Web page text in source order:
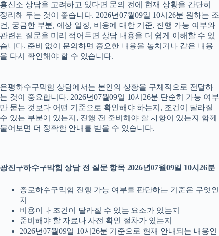
흥신소 상담을 고려하고 있다면 문의 전에 현재 상황을 간단히
정리해 두는 것이 좋습니다. 2026년07월09일 10시26분 원하는 조
건, 궁금한 부분, 예상 일정, 비용에 대한 기준, 진행 가능 여부와
관련된 질문을 미리 적어두면 상담 내용을 더 쉽게 이해할 수 있
습니다. 준비 없이 문의하면 중요한 내용을 놓치거나 같은 내용
을 다시 확인해야 할 수 있습니다.
은평하수구막힘 상담에서는 본인의 상황을 구체적으로 전달하
는 것이 중요합니다. 2026년07월09일 10시26분 단순히 가능 여부
만 묻는 것보다 어떤 기준으로 확인해야 하는지, 조건이 달라질
수 있는 부분이 있는지, 진행 전 준비해야 할 사항이 있는지 함께
물어보면 더 정확한 안내를 받을 수 있습니다.
광진구하수구막힘 상담 전 질문 항목 2026년07월09일 10시26분
종로하수구막힘 진행 가능 여부를 판단하는 기준은 무엇인
지
비용이나 조건이 달라질 수 있는 요소가 있는지
준비해야 할 자료나 사전 확인 절차가 있는지
2026년07월09일 10시26분 기준으로 현재 안내되는 내용인